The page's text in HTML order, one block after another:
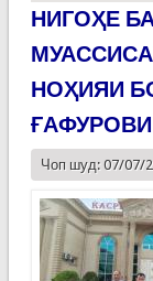
НИГОҲЕ
НОҲИЯИ
Чоп шуд: 07/07/